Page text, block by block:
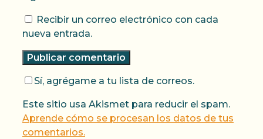
Recibir un correo electrónico con cada
nueva entrada.
Sí, agrégame a tu lista de correos.
Este sitio usa Akismet para reducir el spam.
Aprende cómo se procesan los datos de tus
comentarios.